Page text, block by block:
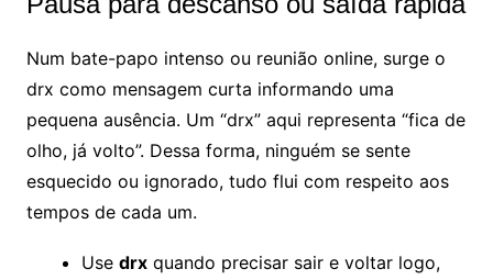
Num bate-papo intenso ou reunião online, surge o
drx como mensagem curta informando uma
pequena ausência. Um “drx” aqui representa “fica de
olho, já volto”. Dessa forma, ninguém se sente
esquecido ou ignorado, tudo flui com respeito aos
tempos de cada um.
Use drxquando precisar sair e voltar logo,